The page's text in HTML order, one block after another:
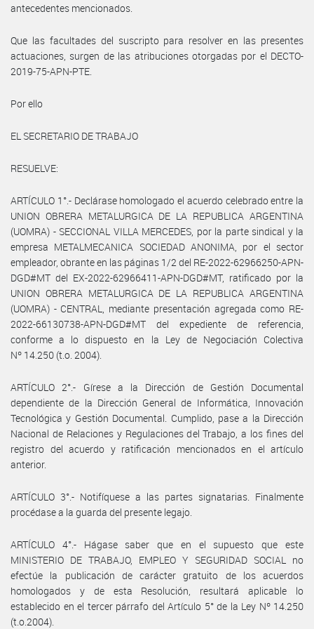
antecedentes mencionados.
Que las facultades del suscripto para resolver en las presentes
actuaciones, surgen de las atribuciones otorgadas por el DECTO-
2019-75-APN-PTE.
Por ello
EL SECRETARIO DE TRABAJO
RESUELVE:
ARTÍCULO 1°.- Declárase homologado el acuerdo celebrado entre la
UNION OBRERA METALURGICA DE LA REPUBLICA ARGENTINA
(UOMRA) - SECCIONAL VILLA MERCEDES, por la parte sindical y la
empresa METALMECANICA SOCIEDAD ANONIMA, por el sector
empleador, obrante en las páginas 1/2 del RE-2022-62966250-APN-
DGD#MT del EX-2022-62966411-APN-DGD#MT, ratificado por la
UNION OBRERA METALURGICA DE LA REPUBLICA ARGENTINA
(UOMRA) - CENTRAL, mediante presentación agregada como RE-
2022-66130738-APN-DGD#MT del expediente de referencia,
conforme a lo dispuesto en la Ley de Negociación Colectiva
Nº 14.250 (t.o. 2004).
ARTÍCULO 2°.- Gírese a la Dirección de Gestión Documental
dependiente de la Dirección General de Informática, Innovación
Tecnológica y Gestión Documental. Cumplido, pase a la Dirección
Nacional de Relaciones y Regulaciones del Trabajo, a los fines del
registro del acuerdo y ratificación mencionados en el artículo
anterior.
ARTÍCULO 3°.- Notifíquese a las partes signatarias. Finalmente
procédase a la guarda del presente legajo.
ARTÍCULO 4°.- Hágase saber que en el supuesto que este
MINISTERIO DE TRABAJO, EMPLEO Y SEGURIDAD SOCIAL no
efectúe la publicación de carácter gratuito de los acuerdos
homologados y de esta Resolución, resultará aplicable lo
establecido en el tercer párrafo del Artículo 5° de la Ley Nº 14.250
(t.o.2004).